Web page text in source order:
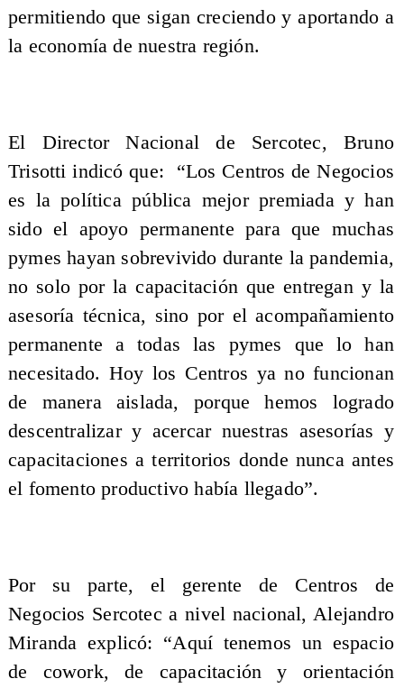
permitiendo que sigan creciendo y aportando a
la economía de nuestra región.
El Director Nacional de Sercotec, Bruno
Trisotti indicó que: “Los Centros de Negocios
es la política pública mejor premiada y han
sido el apoyo permanente para que muchas
pymes hayan sobrevivido durante la pandemia,
no solo por la capacitación que entregan y la
asesoría técnica, sino por el acompañamiento
permanente a todas las pymes que lo han
necesitado. Hoy los Centros ya no funcionan
de manera aislada, porque hemos logrado
descentralizar y acercar nuestras asesorías y
capacitaciones a territorios donde nunca antes
el fomento productivo había llegado”.
Por su parte, el gerente de Centros de
Negocios Sercotec a nivel nacional, Alejandro
Miranda explicó: “Aquí tenemos un espacio
de cowork, de capacitación y orientación